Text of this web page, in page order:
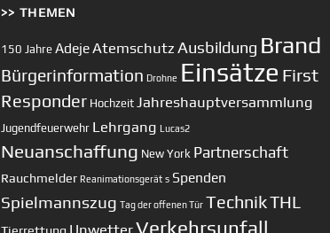
>> THEMEN
150 Jahre AdejeAtemschutz Ausbildung Brand
Bürgerinformation Drohne Einsätze First
Responder Hochzeit Jahreshauptversammlung
Jugendfeuerwehr Lehrgang Lucas2
Neuanschaffung New York Partnerschaft
Rauchmelder Reanimationsgerät s Spenden
Spielmannszug Tag der offenen Tür TechnikTHL
Tierrettung UnwetterVerkehrsunfall